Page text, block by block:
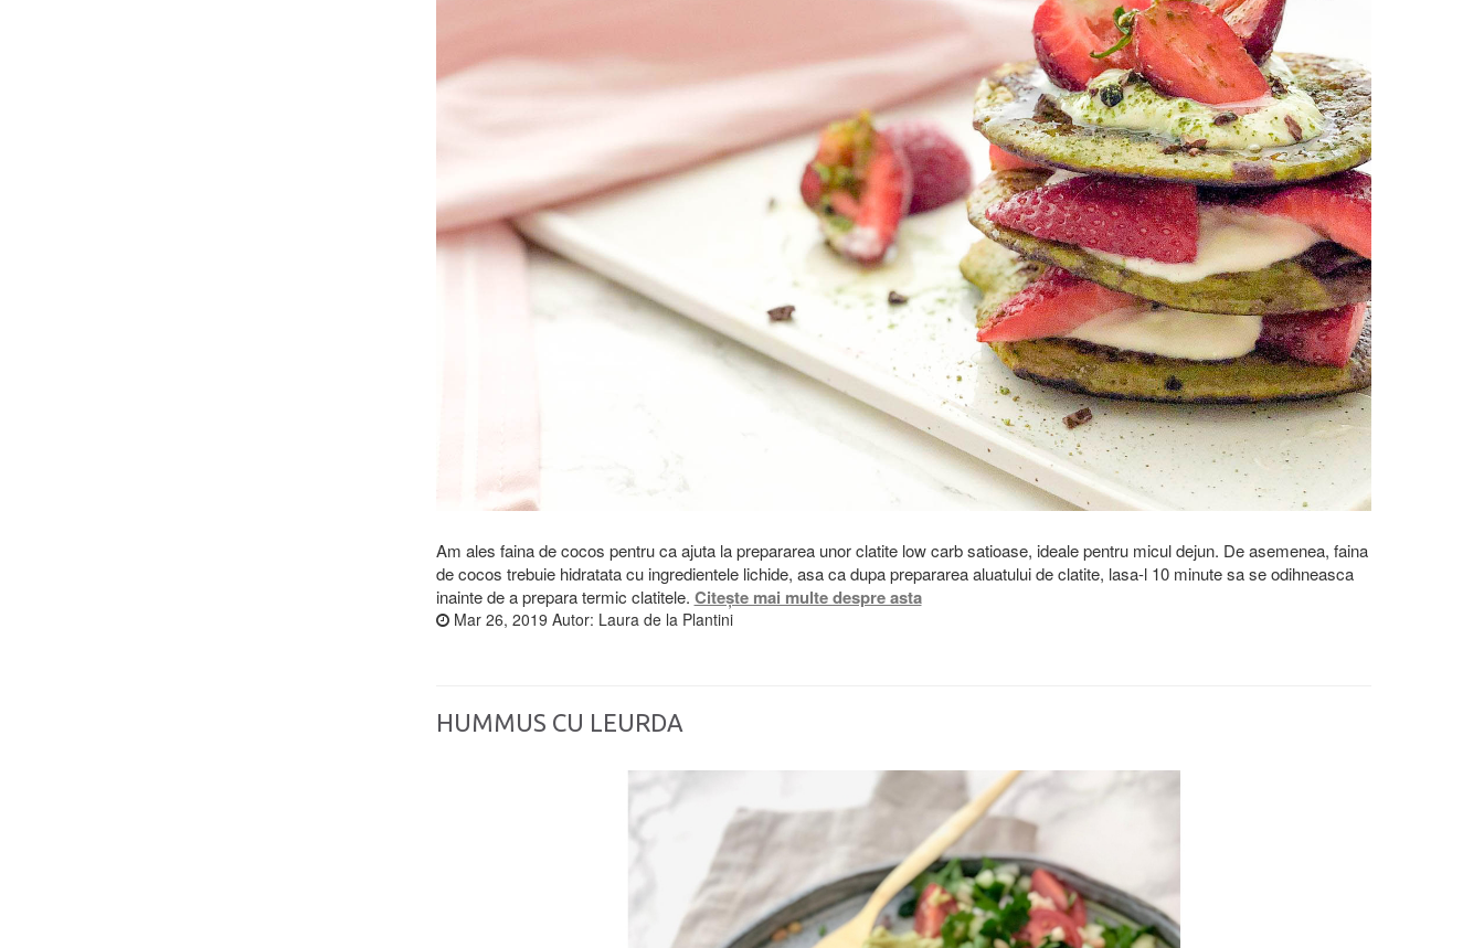
Am ales faina de cocos pentru ca ajuta la prepararea unor clatite low carb satioase, ideale pentru micul dejun. De asemenea, faina
de cocos trebuie hidratata cu ingredientele lichide, asa ca dupa prepararea aluatului de clatite, lasa-l 10 minute sa se odihneasca
inainte de a prepara termic clatitele. Citește mai multe despre asta
Mar 26, 2019 Autor: Laura de la Plantini
HUMMUS CU LEURDA